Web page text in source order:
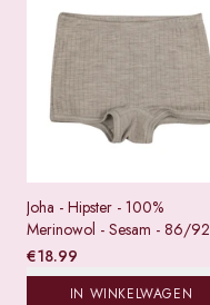
Joha - Hipster - 100%
Merinowol - Sesam - 86/92
€18.99
IN WINKELWAGEN